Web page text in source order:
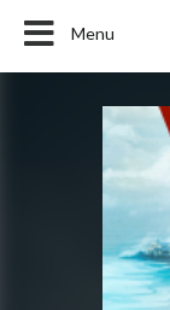
Menu